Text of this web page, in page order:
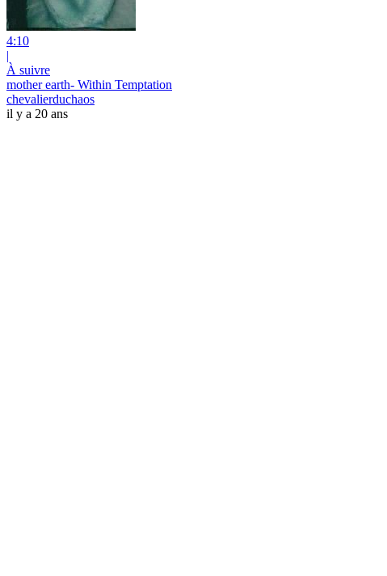
4:10
|
À suivre
mother earth- Within Temptation
chevalierduchaos
il y a 20 ans